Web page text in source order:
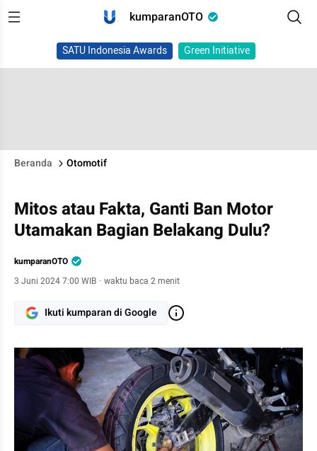
kumparanOTO
SATU Indonesia Awards Green Initiative
Beranda Otomotif
Mitos atau Fakta, Ganti Ban Motor
Utamakan Bagian Belakang Dulu?
kumparanOTO
3 Juni 2024 7:00 WIB · waktu baca 2 menit
Ikuti kumparan di Google